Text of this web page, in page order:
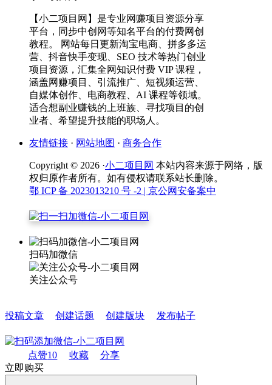
【小二项目网】是专业网赚项目资源分享
平台，同步中创网等知名平台的付费网创
教程。 网站每日更新淘宝电商、拼多多运
营、抖音快手变现、SEO 技术等热门创业
项目资源，汇集全网知识付费 VIP 课程，
涵盖网赚项目、引流推广、短视频运营、
自媒体创作、电商教程、AI 课程等领域。
适合想副业赚钱的上班族、寻找项目的创
业者、希望提升技能的职场人。
友情链接 · 网站地图 · 商务合作
Copyright © 2026 ·小二项目网 本站内容来源于网络，版
权归原作者所有。如有侵权请联系站长删除。
鄂 ICP 备 2023013210 号 -2 | 京公网安备案中
扫码加微信
关注公众号
投稿文章 创建话题 创建版块 发布帖子
点赞10 收藏
分享
立即购买